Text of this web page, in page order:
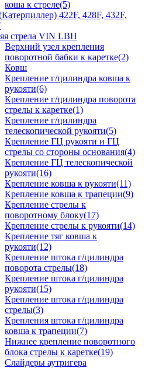
коша к стреле(5)
422F, 428F, 432F,
стрела VIN LBH
Верхний узел крепления
поворотной бабки к каретке(2)
Ковш
Крепление г/цилиндра ковша к
рукояти(6)
Крепление г/цилиндра поворота
стрелы к каретке(1)
Крепление г/цилиндра
телескопической рукояти(5)
Крепление ГЦ рукояти и ГЦ
стрелы со стороны основания(4)
Крепление ГЦ телескопической
рукояти(16)
Крепление ковша к рукояти(11)
Крепление ковша к трапеции(9)
Крепление стрелы к
поворотному блоку(17)
Крепление стрелы к рукояти(14)
Крепление тяг ковша к
рукояти(12)
Крепление штока г/цилиндра
поворота стрелы(18)
Крепление штока г/цилиндра
рукояти(15)
Крепление штока г/цилиндра
стрелы(3)
Крепления штока г/цилиндра
ковша к трапеции(7)
Нижнее крепление поворотного
блока стрелы к каретке(19)
Слайдеры аутригера